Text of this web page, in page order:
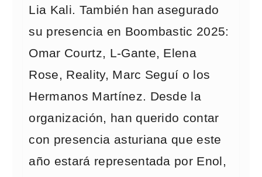
Lia Kali. También han asegurado
su presencia en Boombastic 2025:
Omar Courtz, L-Gante, Elena
Rose, Reality, Marc Seguí o los
Hermanos Martínez. Desde la
organización, han querido contar
con presencia asturiana que este
año estará representada por Enol,